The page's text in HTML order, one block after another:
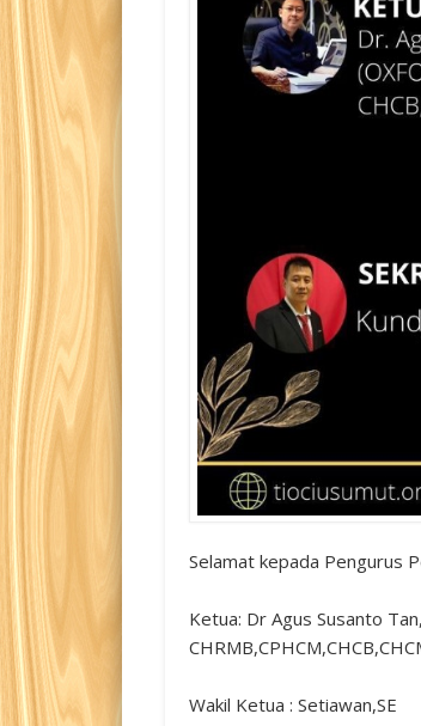
Selamat kepada Pengurus
Ketua: Dr Agus Susanto
Wakil Ketua : Setiawan,SE